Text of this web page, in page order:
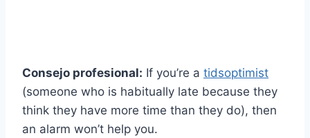
Consejo profesional: If you’re a tidsoptimist
(someone who is habitually late because they
think they have more time than they do), then
an alarm won’t help you.